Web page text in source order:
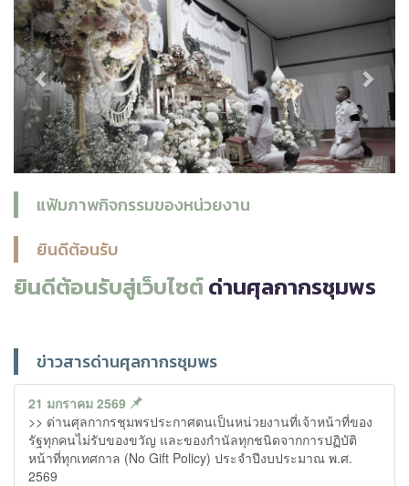
แฟ้มภาพกิจกรรมของหน่วยงาน
ยินดีต้อนรับ
ยินดีต้อนรับสู่เว็บไซต์ด่านศุลกากรชุมพร
ข่าวสารด่านศุลกากรชุมพร
21 มกราคม 2569
>> ด่านศุลกากรชุมพรประกาศตนเป็นหน่วยงานที่เจ้าหน้าที่ของ
รัฐทุกคนไม่รับของขวัญ และของกำนัลทุกชนิดจากการปฏิบัติ
หน้าที่ทุกเทศกาล (No Gift Policy) ประจำปีงบประมาณ พ.ศ.
2569